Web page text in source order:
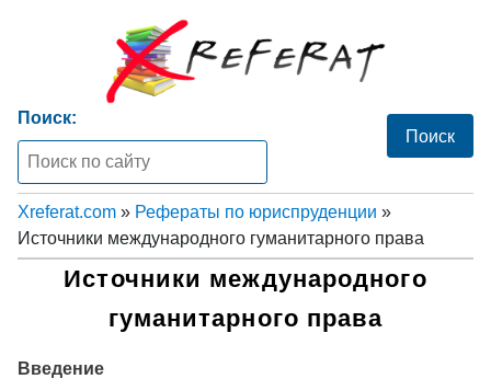
Поиск:
Xreferat.com » Рефераты по юриспруденции »
Источники международного гуманитарного права
Источники международного
гуманитарного права
Введение